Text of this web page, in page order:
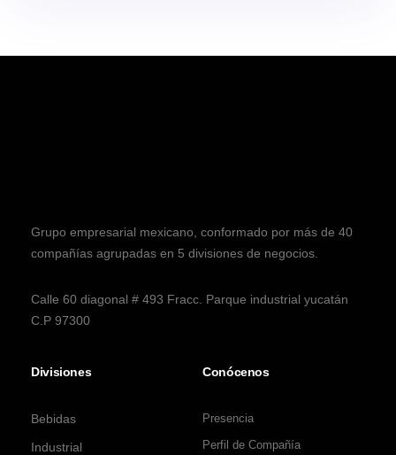
Grupo empresarial mexicano, conformado por más de 40
compañías agrupadas en 5 divisiones de negocios.
Calle 60 diagonal # 493 Fracc. Parque industrial yucatán
C.P 97300
Divisiones
Bebidas
Industrial
Conócenos
Presencia
Perfil de Compañía